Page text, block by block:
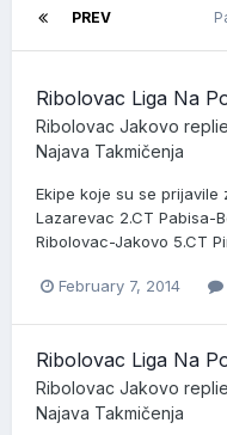
PREV
Ribolovac Liga Na
Ribolovac Jakovo
Najava Takmičenja
Ekipe koje su se prijavile
Lazarevac 2.CT Pabisa-
Ribolovac-Jakovo 5.CT
February 7, 2014
Ribolovac Liga Na
Ribolovac Jakovo
Najava Takmičenja